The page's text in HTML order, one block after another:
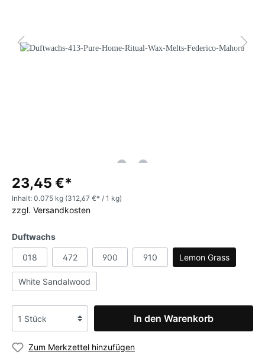
23,45 €*
Inhalt: 0.075 kg (312,67 €* / 1 kg)
zzgl. Versandkosten
Duftwachs
018 472 900 910 Lemon Grass
White Sandalwood
In den Warenkorb
Zum Merkzettel hinzufügen